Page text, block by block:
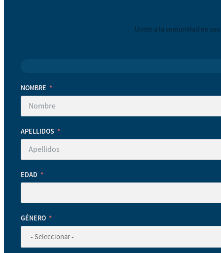
Únete a la comunidad de
NOMBRE
APELLIDOS
EDAD
GÉNERO